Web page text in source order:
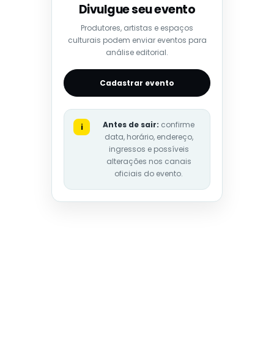
Divulgue seu evento
Produtores, artistas e espaços
culturais podem enviar eventos para
análise editorial.
Cadastrar evento
i Antes de sair: confirme
data, horário, endereço,
ingressos e possíveis
alterações nos canais
oficiais do evento.